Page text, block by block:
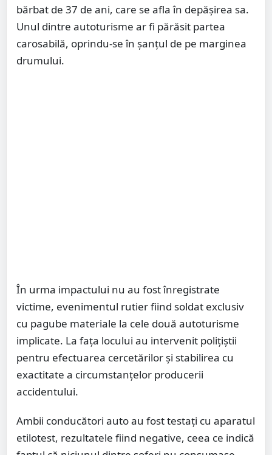
bărbat de 37 de ani, care se afla în depășirea sa.
Unul dintre autoturisme ar fi părăsit partea
carosabilă, oprindu-se în șanțul de pe marginea
drumului.
În urma impactului nu au fost înregistrate
victime, evenimentul rutier fiind soldat exclusiv
cu pagube materiale la cele două autoturisme
implicate. La fața locului au intervenit polițiștii
pentru efectuarea cercetărilor și stabilirea cu
exactitate a circumstanțelor producerii
accidentului.
Ambii conducători auto au fost testați cu aparatul
etilotest, rezultatele fiind negative, ceea ce indică